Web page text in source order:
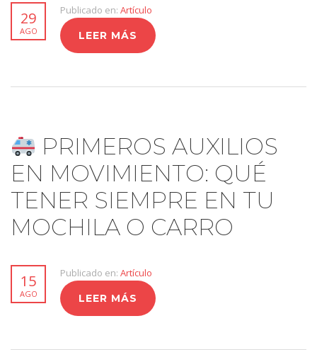
29
AGO
Publicado en: Artículo
LEER MÁS
PRIMEROS AUXILIOS
EN MOVIMIENTO: QUÉ
TENER SIEMPRE EN TU
MOCHILA O CARRO
15
AGO
Publicado en: Artículo
LEER MÁS